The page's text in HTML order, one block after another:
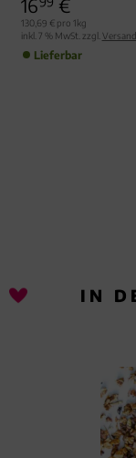
GESCHENKDOSE
16 €
130,69 € pro 1kg
inkl. 7 % MwSt. zzgl. Versand
Lieferbar
IN